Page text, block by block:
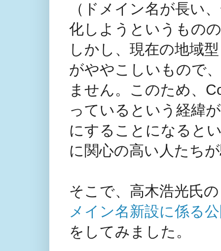
（ドメイン名が長い
化しようというもの
しかし、現在の地域
がややこしいもので
ません。このため、
っているという経緯
にすることになると
に関心の高い人たち
そこで、高木浩光氏
メイン名新設に係る
をしてみました。